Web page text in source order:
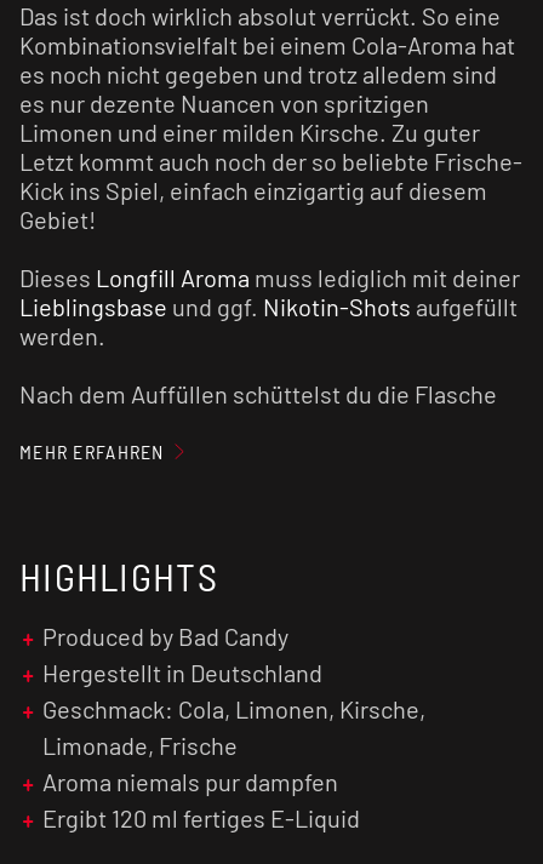
Das ist doch wirklich absolut verrückt. So eine
Kombinationsvielfalt bei einem Cola-Aroma hat
es noch nicht gegeben und trotz alledem sind
es nur dezente Nuancen von spritzigen
Limonen und einer milden Kirsche. Zu guter
Letzt kommt auch noch der so beliebte Frische-
Kick ins Spiel, einfach einzigartig auf diesem
Gebiet!
Dieses Longfill Aroma muss lediglich mit deiner
Lieblingsbase und ggf. Nikotin-Shots aufgefüllt
werden.
Nach dem Auffüllen schüttelst du die Flasche
Bestandteile vermischen. Jetzt steht dem
Unser Tipp: Der Geschmack wird in der Regel
intensiver, je länger das fertig gemischte
Liquidreift.
Achtung:Aroma niemals pur dampfen!
MEHR ERFAHREN
HIGHLIGHTS
Produced by Bad Candy
Hergestellt in Deutschland
Geschmack: Cola, Limonen, Kirsche,
Limonade, Frische
Aroma niemals pur dampfen
Ergibt 120 ml fertiges E-Liquid